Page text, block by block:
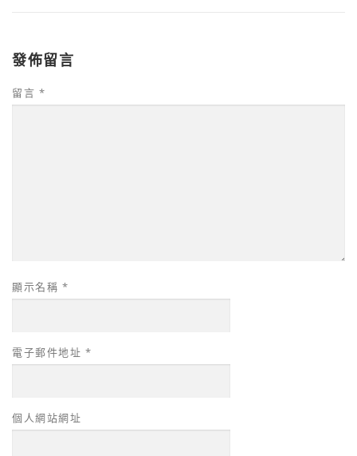
發佈留言
留言 *
顯示名稱 *
電子郵件地址 *
個人網站網址